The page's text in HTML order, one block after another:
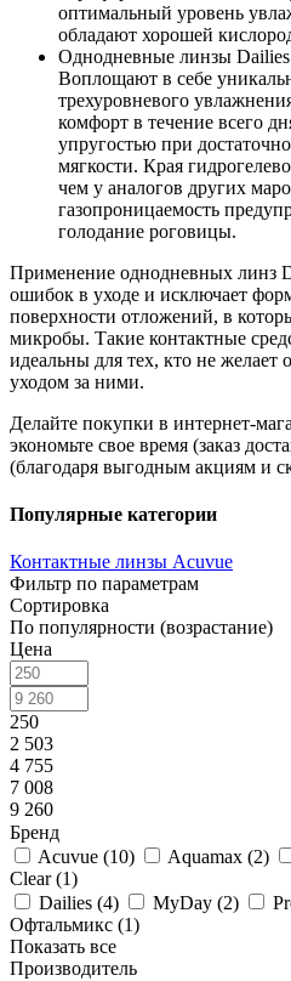
оптимальный уровень
обладают хорошей
Однодневные линзы Dailies
Воплощают в себе
трехуровневого
комфорт в течение всего
упругостью при
мягкости. Края
чем у аналогов других
газопроницаемость
голодание роговицы.
Применение однодневных линз
ошибок в уходе и исключает
поверхности отложений, в
микробы. Такие контактные
идеальны для тех, кто не желает
уходом за ними.
Делайте покупки в интернет-
экономьте свое время (заказ
(благодаря выгодным акциям и
Популярные категории
Контактные линзы Acuvue
Фильтр по параметрам
Сортировка
По популярности (возрастание)
Цена
250
2 503
4 755
7 008
9 260
Бренд
Acuvue (10) Aquamax (2)
Clear (1)
Dailies (4) MyDay (2)
Офтальмикс (1)
Показать все
Производитель